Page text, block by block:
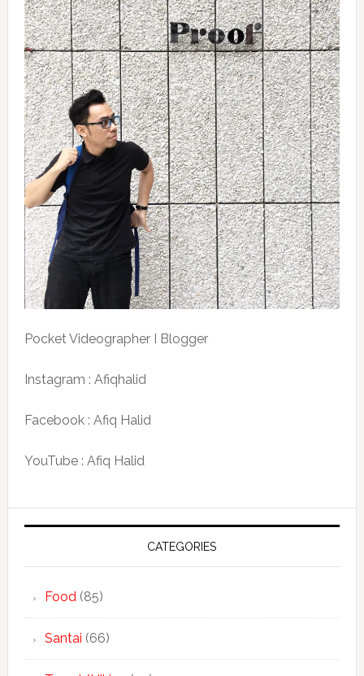
Pocket Videographer I Blogger
Instagram : Afiqhalid
Facebook : Afiq Halid
YouTube : Afiq Halid
CATEGORIES
Food(85)
Santai (66)